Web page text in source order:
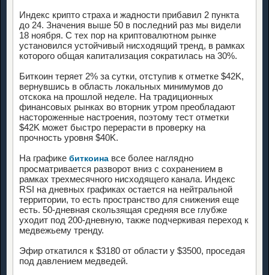
Индекс крипто страха и жадности прибавил 2 пункта
до 24. Значения выше 50 в последний раз мы видели
18 ноября. С тех пор на криптовалютном рынке
установился устойчивый нисходящий тренд, в рамках
которого общая капитализация сократилась на 30%.
Биткоин теряет 2% за сутки, отступив к отметке $42K,
вернувшись в область локальных минимумов до
отскока на прошлой неделе. На традиционных
финансовых рынках во вторник утром преобладают
настороженные настроения, поэтому тест отметки
$42K может быстро перерасти в проверку на
прочность уровня $40K.
На графике биткоина все более наглядно
просматривается разворот вниз с сохранением в
рамках трехмесячного нисходящего канала. Индекс
RSI на дневных графиках остается на нейтральной
территории, то есть пространство для снижения еще
есть. 50-дневная скользящая средняя все глубже
уходит под 200-дневную, также подчеркивая переход к
медвежьему тренду.
Эфир откатился к $3180 от области у $3500, проседая
под давлением медведей.